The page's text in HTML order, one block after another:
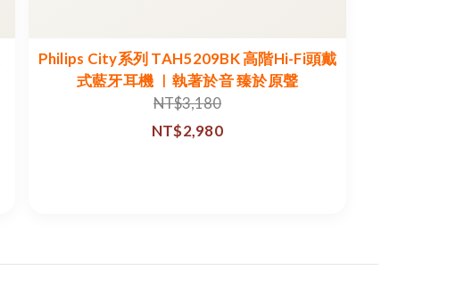
Philips City系列 TAH5209BK 高階Hi-Fi頭戴
式藍牙耳機 ｜執著於音 臻於原聲
NT$3,180
NT$2,980